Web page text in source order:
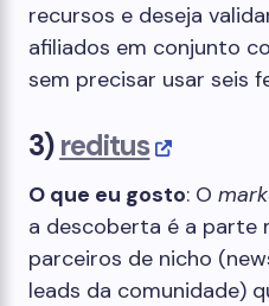
recursos e deseja
afiliados em conjunto
sem precisar usar seis
3)reditus
O que eu gosto: O
a descoberta é a parte
parceiros de nicho
leads da comunidade)